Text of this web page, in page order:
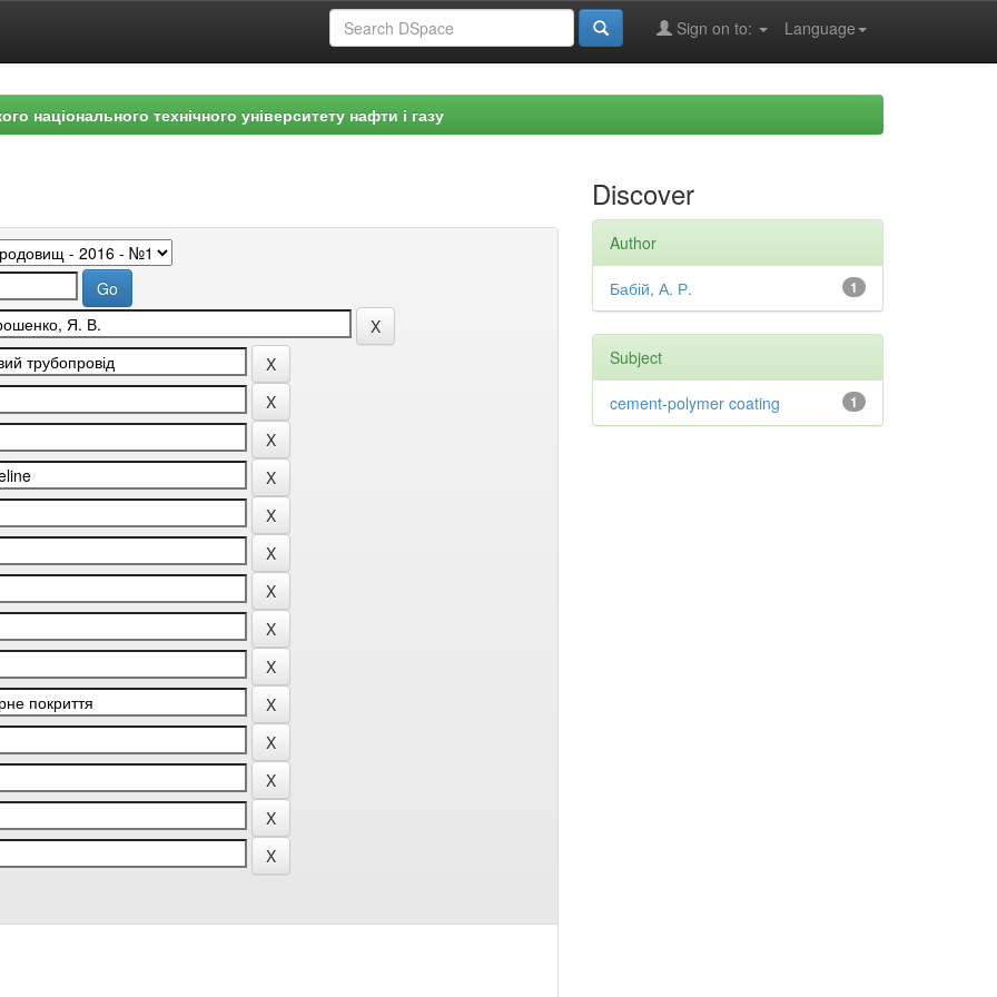
Language
Sign on to:
національного технічного університету нафти і газу
Discover
Author
1
Бабій, А. Р.
Subject
1
cement-polymer coating